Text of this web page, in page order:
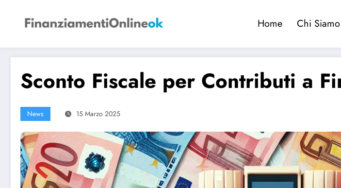
contenuto
Home Chi Siamo
Sconto Fiscale per Contributi a
News 15 Marzo 2025